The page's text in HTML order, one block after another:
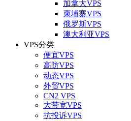
加拿大VPS
柬埔寨VPS
俄罗斯VPS
澳大利亚VPS
VPS分类
便宜VPS
高防VPS
动态VPS
外贸VPS
CN2 VPS
大带宽VPS
抗投诉VPS